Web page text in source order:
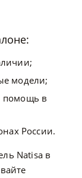
модели;
помощь в
России.
Natisa в